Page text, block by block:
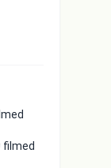
filmed